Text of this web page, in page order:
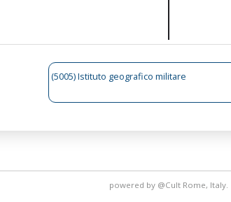
(5005) Istituto geografico militare
powered by @Cult Rome, Italy.